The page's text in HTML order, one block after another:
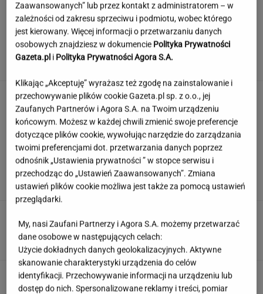
Moby poruszony widokiem w Warszawie. Pod
nagraniem tysiące reakcji
Anastazja Kuś mistrzynią świata! Historyczny
występ, brawo!
Quiz. Te filmy zna każdy, ale czy wystarczy
jeden kadr, by podać tytuł?
osobom z astygmatyzmem. Zwłaszcza latem
MATERIAŁ PROMOCYJNY
Uciekli z Warszawy do
Łomianek. Dziś mówią o jednym: korkach
Zaawansowanych” lub przez kontakt z administratorem – w
zależności od zakresu sprzeciwu i podmiotu, wobec którego
jest kierowany. Więcej informacji o przetwarzaniu danych
osobowych znajdziesz w dokumencie Polityka Prywatności
Gazeta.pl i Polityka Prywatności Agora S.A.
Klikając „Akceptuję” wyrażasz też zgodę na zainstalowanie i
przechowywanie plików cookie Gazeta.pl sp. z o.o., jej
Zaufanych Partnerów i Agora S.A. na Twoim urządzeniu
końcowym. Możesz w każdej chwili zmienić swoje preferencje
dotyczące plików cookie, wywołując narzędzie do zarządzania
twoimi preferencjami dot. przetwarzania danych poprzez
odnośnik „Ustawienia prywatności ” w stopce serwisu i
przechodząc do „Ustawień Zaawansowanych”. Zmiana
ustawień plików cookie możliwa jest także za pomocą ustawień
przeglądarki.
My, nasi Zaufani Partnerzy i Agora S.A. możemy przetwarzać
dane osobowe w następujących celach:
Użycie dokładnych danych geolokalizacyjnych. Aktywne
skanowanie charakterystyki urządzenia do celów
identyfikacji. Przechowywanie informacji na urządzeniu lub
dostęp do nich. Spersonalizowane reklamy i treści, pomiar